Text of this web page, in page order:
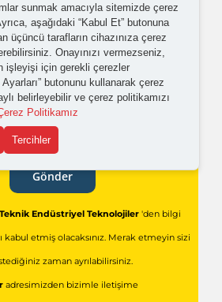
işlenmesine yönelik aydınlatma ve
'ni okudum,onaylıyorum.
Gönder
Endüstriyel Teknolojiler'den bilgi
kabul etmiş olacaksınız. Merak etmeyin sizi
zaman ayrılabilirsiniz.
adresimizden bizimle iletişime
sunmak amacıyla sitemizde çerez
aşağıdaki “Kabul Et” butonuna
üçüncü tarafların cihazınıza çerez
Onayınızı vermezseniz,
işleyişi için gerekli çerezler
Ayarları” butonunu kullanarak çerez
belirleyebilir ve çerez politikamızı
Politikamız
Tercihler